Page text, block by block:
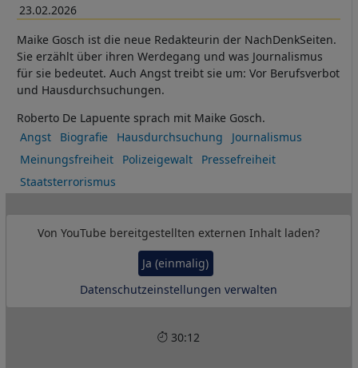
23.02.2026
Maike Gosch ist die neue Redakteurin der NachDenkSeiten.
Sie erzählt über ihren Werdegang und was Journalismus
für sie bedeutet. Auch Angst treibt sie um: Vor Berufsverbot
und Hausdurchsuchungen.
Roberto De Lapuente sprach mit Maike Gosch.
Angst
Biografie Hausdurchsuchung
Journalismus
Meinungsfreiheit
Polizeigewalt
Pressefreiheit
Staatsterrorismus
Von YouTube bereitgestellten externen Inhalt laden?
Ja (einmalig)
Datenschutzeinstellungen verwalten
30:12